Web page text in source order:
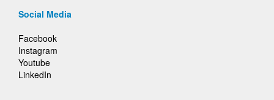
Social Media
Facebook
Instagram
Youtube
LinkedIn